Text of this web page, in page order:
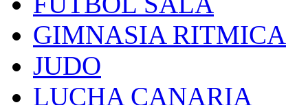
GIMNASIA RITMICA
JUDO
LUCHA CANARIA